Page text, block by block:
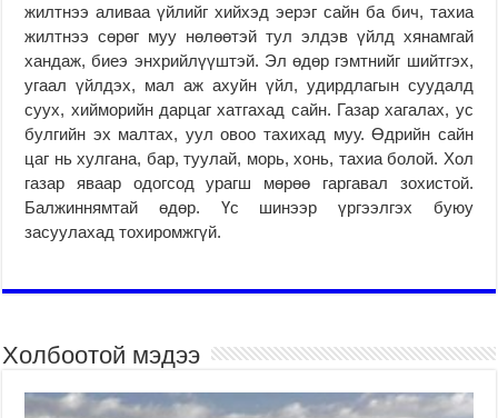
жилтнээ аливаа үйлийг хийхэд эерэг сайн ба бич, тахиа
жилтнээ сөрөг муу нөлөөтэй тул элдэв үйлд хянамгай
хандаж, биеэ энхрийлүүштэй. Эл өдөр гэмтнийг шийтгэх,
угаал үйлдэх, мал аж ахуйн үйл, удирдлагын суудалд
суух, хийморийн дарцаг хатгахад сайн. Газар хагалах, ус
булгийн эх малтах, уул овоо тахихад муу. Өдрийн сайн
цаг нь хулгана, бар, туулай, морь, хонь, тахиа болой. Хол
газар яваар одогсод урагш мөрөө гаргавал зохистой.
Балжиннямтай өдөр. Үс шинээр үргээлгэх буюу
засуулахад тохиромжгүй.
Холбоотой мэдээ